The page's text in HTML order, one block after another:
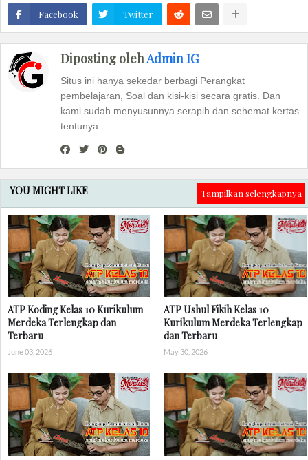
Facebook Twitter
Diposting olehAdmin IG
Situs ini hanya sekedar berbagi Perangkat
pembelajaran, Soal dan kisi-kisi secara gratis. Dan
kami sudah menyusunnya serapih dan sehemat kertas
tentunya.
YOU MIGHT LIKE Tampilkan selengkapnya
ATP Koding Kelas 10 Kurikulum
Merdeka Terlengkap dan
Terbaru
June 03, 2026
ATP Ushul Fikih Kelas 10
Kurikulum Merdeka Terlengkap
dan Terbaru
May 30, 2026